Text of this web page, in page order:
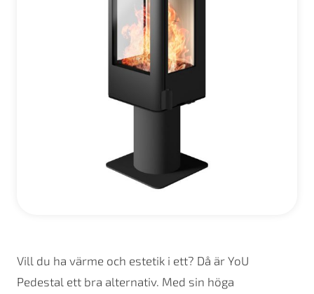
Vill du ha värme och estetik i ett? Då är YoU
Pedestal ett bra alternativ. Med sin höga